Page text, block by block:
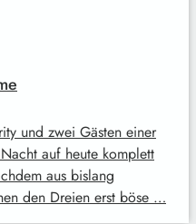
und zwei Gästen einer
auf heute komplett
aus bislang
den Dreien erst böse …